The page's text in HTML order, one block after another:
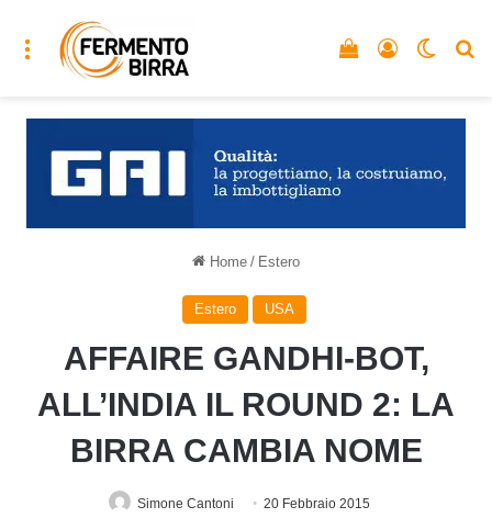
Menu Accedi
Vedi il carrello
Home / Estero
Estero USA
AFFAIRE GANDHI-BOT,
ALL’INDIA IL ROUND 2: LA
BIRRA CAMBIA NOME
Simone Cantoni 20 Febbraio 2015